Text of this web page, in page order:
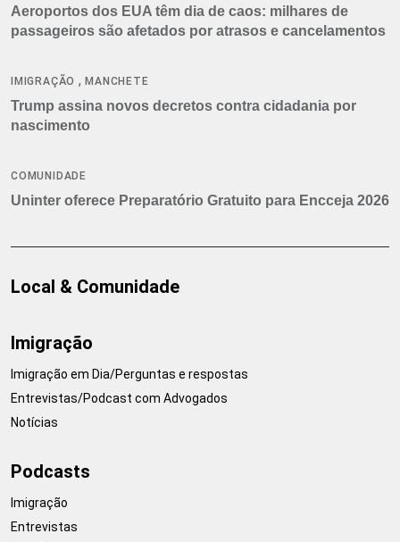
Aeroportos dos EUA têm dia de caos: milhares de
passageiros são afetados por atrasos e cancelamentos
IMIGRAÇÃO ,MANCHETE
Trump assina novos decretos contra cidadania por
nascimento
COMUNIDADE
Uninter oferece Preparatório Gratuito para Encceja 2026
Local & Comunidade
Imigração
Imigração em Dia/Perguntas e respostas
Entrevistas/Podcast com Advogados
Notícias
Podcasts
Imigração
Entrevistas